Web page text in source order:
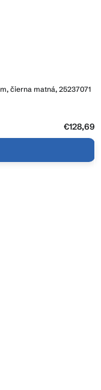
čierna matná, 25237071
€128,69